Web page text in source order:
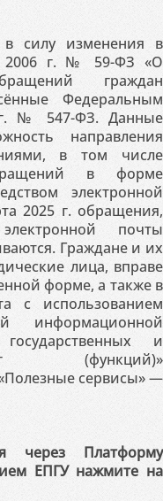
силу изменения в
2006 г. № 59-ФЗ «О
граждан
Федеральным
№ 547-ФЗ. Данные
направления
в том числе
в форме
электронной
2025 г. обращения,
почты
Граждане и их
лица, вправе
форме, а также в
с использованием
информационной
и
(функций)»
сервисы» —
через Платформу
ЕПГУ нажмите на